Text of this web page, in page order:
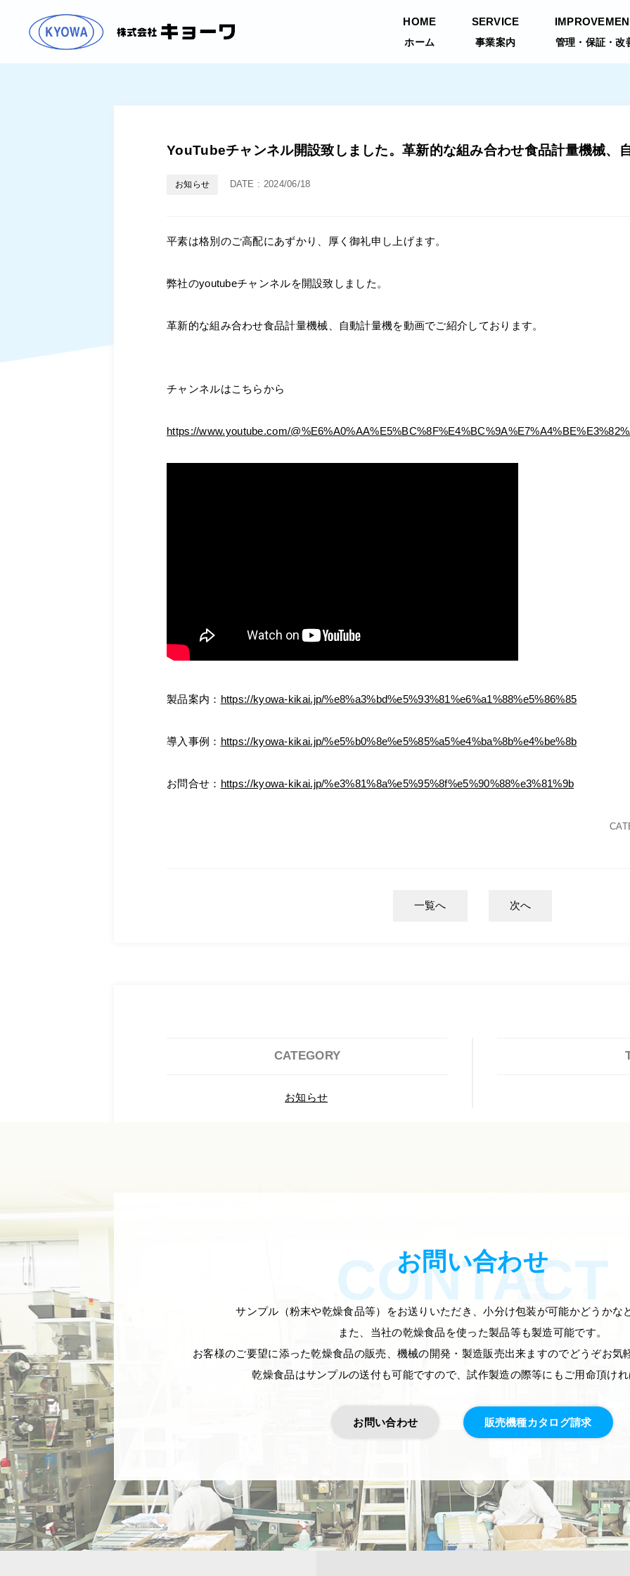
株式会社キョーワ
HOME
ホーム
SERVICE
事業案内 管理・保証・改
YouTubeチャンネル開設致しました。革新的な組み合わせ食品計量機械、
お知らせ DATE : 2024/06/18
平素は格別のご高配にあずかり、厚く御礼申し上げます。
弊社のyoutubeチャンネルを開設致しました。
革新的な組み合わせ食品計量機械、自動計量機を動画でご紹介しております。
チャンネルはこちらから
https://www.youtube.com/
製品案内： https://kyowa-kikai.jp/%e8%a3%bd%e5%93%81%e6%a1%88%e5%86%85
導入事例： https://kyowa-kikai.jp/%e5%b0%8e%e5%85%a5%e4%ba%8b%e4%be%8b
お問合せ： https://kyowa-kikai.jp/%e3%81%8a%e5%95%8f%e5%90%88%e3%81%9b
一覧へ 次へ
CATEGORY
お知らせ
CONTACT
お問い合わせ
サンプル（粉末や乾燥食品等）をお送りいただき、小分け包装が可能かどうかな
また、当社の乾燥食品を使った製品等も製造可能です。
お客様のご要望に添った乾燥食品の販売、機械の開発・製造販売出来ますのでどうぞお気
乾燥食品はサンプルの送付も可能ですので、試作製造の際等にもご用命頂け
お問い合わせ 販売機種カタログ請求